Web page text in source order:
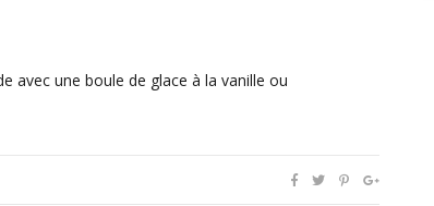
avec une boule de glace à la vanille ou